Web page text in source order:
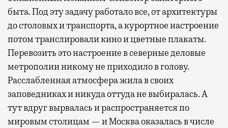
быта. Под эту задачу работало все, от архитектуры
до столовых и транспорта, а курортное настроение
потом транслировали кино и цветные плакаты.
Перевозить это настроение в северные деловые
метрополии никому не приходило в голову.
Расслабленная атмосфера жила в своих
заповедниках и никуда оттуда не выбиралась. А
тут вдруг вырвалась и распространяется по
мировым столицам — и Москва оказалась в числе